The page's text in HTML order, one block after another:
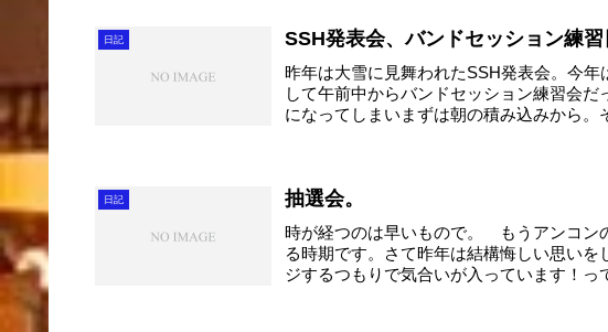
日記 SSH発表会、バンドセッション練習
昨年は大雪に見舞われたSSH発表会。今
して午前中からバンドセッション練習会
になってしまいまずは朝の積み込みから
日記 抽選会。
時が経つのは早いもので。 もうアンコン
る時期です。さて昨年は結構悔しい思い
ジするつもりで気合いが入っています！